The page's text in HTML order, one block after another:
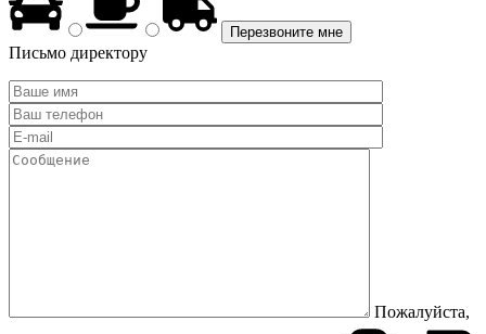
Письмо директору
Пожалуйста,